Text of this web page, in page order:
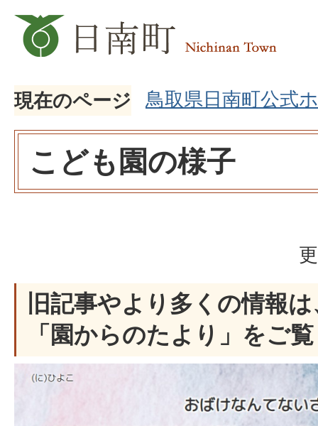
現在のページ 鳥取県日南町公式
こども園の様子
旧記事やより多くの情報
「園からのたより」をご